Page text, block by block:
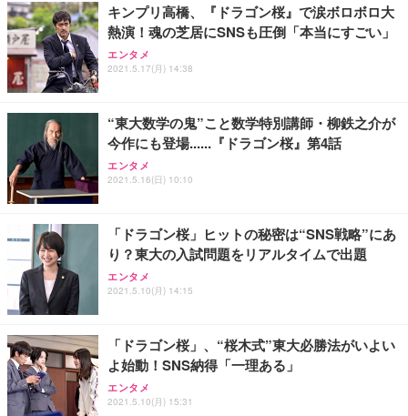
務用 おしゃれ パソコンチェア (ブラック)
Sezlife オフィスチェア デスクチェア 疲れない テレ
ワーク チェア 強化バックレスト 30度ロッキング機
能 人間工学 椅子 腰サポート 90度跳ね上げ式アーム
務用 おしゃれ パソコンチェア (ホワイト)
ANDWINT オフィスチェア デスクチェア 肘なし メ
ッシュ 通気性 ランバーサポート付き 腰サポート ガ
ス圧無段階昇降 360度回転 キャスター付き コンパク
【整備済み品】Dell E2724HS 27インチ 液晶モニタ
ー フルHD（1920×1080）VA 非光沢 HDMI/DisplayP
ort/VGA スピーカー内蔵 高さ調整 スイベル VESA対
【MiniLED/24.5inch/280Hz/FHD】GRAPHT THE S
HOOTER Gaming Monitor 24” Essential ゲーミン
グモニター QD 24.5インチ 1ms FHD 量子ドット 残
Smart Basic(スマートベーシック) 【Amazon.co.jp
限定】 Smart Basic アイリスオーヤマ ペットシーツ
超厚型 お徳用 ワイド 100枚入 (x 1) (ケース販売)
アイリスオーヤマ ペットシーツ 超厚型 お徳用 レギ
ュラー 200枚入【Amazon.co.jp限定】
キンプリ高橋、『ドラゴン桜』で涙ボロボロ大
熱演！魂の芝居にSNSも圧倒「本当にすごい」
エンタメ
2021.5.17(月) 14:38
“東大数学の鬼”こと数学特別講師・柳鉄之介が
今作にも登場......『ドラゴン桜』第4話
エンタメ
2021.5.16(日) 10:10
「ドラゴン桜」ヒットの秘密は“SNS戦略”にあ
り？東大の入試問題をリアルタイムで出題
エンタメ
2021.5.10(月) 14:15
「ドラゴン桜」、“桜木式”東大必勝法がいよい
よ始動！SNS納得「一理ある」
エンタメ
2021.5.10(月) 15:31